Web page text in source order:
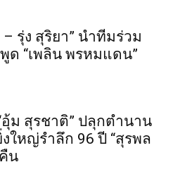
รุ่ง สุริยา” นำทีมร่วม
ด “เพลิน พรหมแดน”
ม สุรชาติ” ปลุกตำนาน
ใหญ่รำลึก 96 ปี “สุรพล
น